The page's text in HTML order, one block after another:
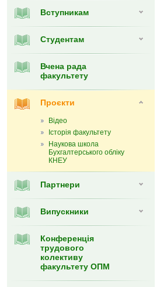
Вступникам
Студентам
Вчена рада
факультету
Проєкти
Відео
Історія факультету
Наукова школа
Бухгалтерського обліку
КНЕУ
Партнери
Випуcкники
Конференція
трудового
колективу
факультету ОПМ